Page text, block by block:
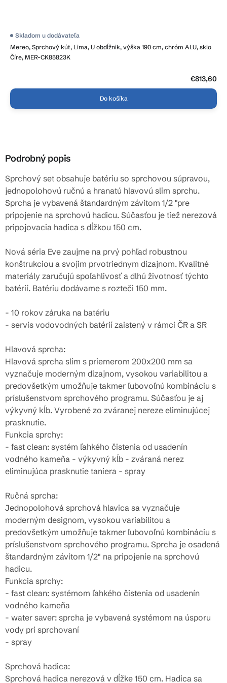
Mereo, Sprchový kút, Lima, U obdĺžnik, výška 190 cm, chróm ALU, sklo
Číre, MER-CK85823K
Skladom u dodávateľa
€813,60
Do košíka
Podrobný popis
Sprchový set obsahuje batériu so sprchovou súpravou,
jednopolohovú ručnú a hranatú hlavovú slim sprchu.
Sprcha je vybavená štandardným závitom 1/2 "pre
pripojenie na sprchovú hadicu. Súčasťou je tiež nerezová
pripojovacia hadica s dĺžkou 150 cm.
Nová séria Eve zaujme na prvý pohľad robustnou
konštrukciou a svojim prvotriednym dizajnom. Kvalitné
materiály zaručujú spoľahlivosť a dlhú životnosť týchto
batérií. Batériu dodávame s rozteči 150 mm.
- 10 rokov záruka na batériu
- servis vodovodných batérií zaistený v rámci ČR a SR
Hlavová sprcha:
Hlavová sprcha slim s priemerom 200x200 mm sa
vyznačuje moderným dizajnom, vysokou variabilitou a
predovšetkým umožňuje takmer ľubovoľnú kombináciu s
príslušenstvom sprchového programu. Súčasťou je aj
výkyvný kĺb. Vyrobené zo zváranej nereze eliminujúcej
prasknutie.
Funkcia sprchy:
- fast clean: systém ľahkého čistenia od usadenín
vodného kameňa - výkyvný kĺb - zváraná nerez
eliminujúca prasknutie taniera - spray
Ručná sprcha:
Jednopolohová sprchová hlavica sa vyznačuje
moderným designom, vysokou variabilitou a
predovšetkým umožňuje takmer ľubovoľnú kombináciu s
príslušenstvom sprchového programu. Sprcha je osadená
štandardným závitom 1/2" na pripojenie na sprchovú
hadicu.
Funkcia sprchy:
- fast clean: systémom ľahkého čistenia od usadenín
vodného kameňa
- water saver: sprcha je vybavená systémom na úsporu
vody pri sprchovaní
- spray
Sprchová hadica:
Sprchová hadica nerezová v dĺžke 150 cm. Hadica sa